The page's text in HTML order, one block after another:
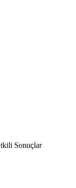
Sonuçlar